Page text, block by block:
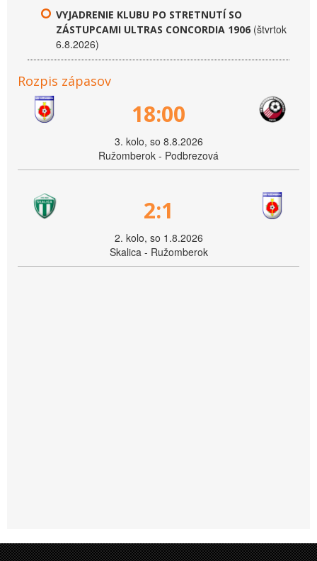
VYJADRENIE KLUBU PO STRETNUTÍ SO
ZÁSTUPCAMI ULTRAS CONCORDIA 1906 (štvrtok
6.8.2026)
Rozpis zápasov
18:00
3. kolo, so 8.8.2026
Ružomberok - Podbrezová
2:1
2. kolo, so 1.8.2026
Skalica - Ružomberok